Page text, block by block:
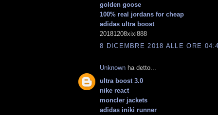
golden goose
100% real jordans for cheap
adidas ultra boost
20181208xixi888
8 DICEMBRE 2018 ALLE ORE
Unknown ha detto...
ultra boost 3.0
nike react
moncler jackets
adidas iniki runner